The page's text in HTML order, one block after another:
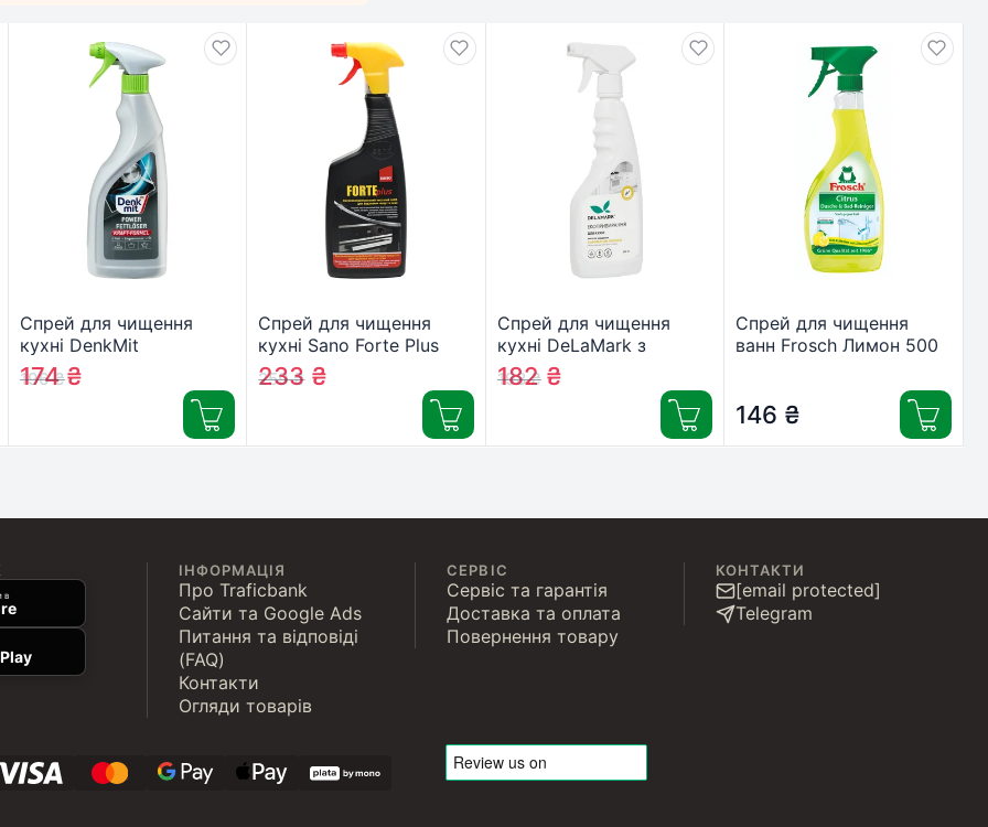
Спрей для чищення
кухні DenkMit
Fettreiniger Power Для
видалення жиру 750 мл
196₴
174₴
Спрей для чищення
кухні Sano Forte Plus
для видалення жиру і
сажі 750 мл
259₴
233 ₴
Спрей для чищення
кухні DeLaMark з
ароматом лимону 500
мл (4820152330673)
198₴
182₴
Спрей для чищення
ванн Frosch Лимон 500
146 ₴
в
ІНФОРМАЦІЯ
Про Traficbank
Сайти та Google Ads
Питання та відповіді
(FAQ)
Контакти
Огляди товарів
СЕРВІС
Сервіс та гарантія
Доставка та оплата
Повернення товару
КОНТАКТИ
[email protected]
Telegram